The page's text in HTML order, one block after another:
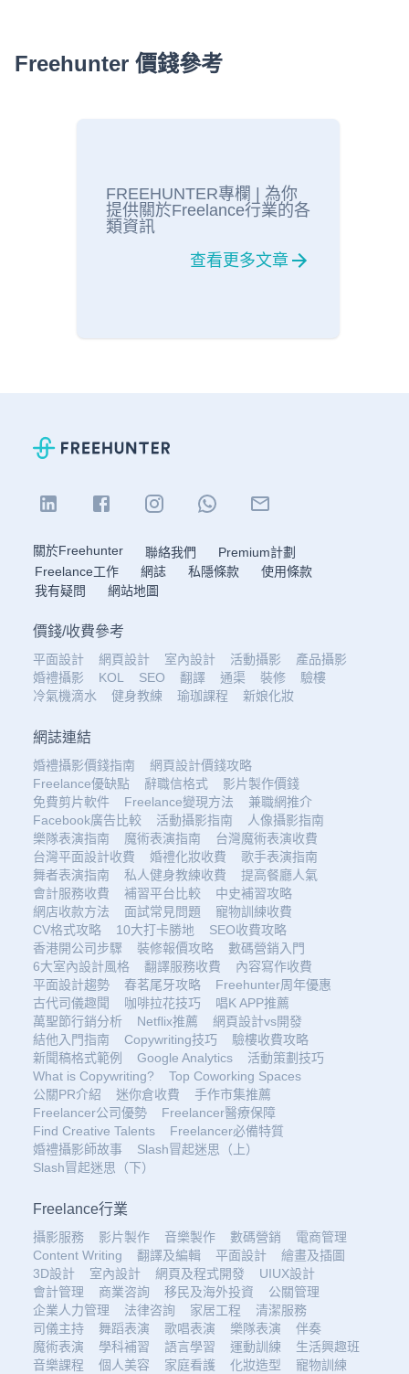
Freehunter 價錢參考
FREEHUNTER專欄 | 為你
提供關於Freelance行業的各
類資訊
查看更多文章
關於Freehunter 聯絡我們
Premium計劃
Freelance工作
網誌 私隱條款
使用條款
我有疑問
網站地圖
價錢/收費參考
平面設計 網頁設計 室內設計 活動攝影
產品攝影
婚禮攝影
KOL SEO 翻譯 通渠 裝修
驗樓
冷氣機滴水
健身教練 瑜珈課程 新娘化妝
網誌連結
婚禮攝影價錢指南
網頁設計價錢攻略
Freelance優缺點
辭職信格式
影片製作價錢
免費剪片軟件
Freelance變現方法
兼職網推介
Facebook廣告比較
活動攝影指南
人像攝影指南
樂隊表演指南
魔術表演指南
台灣魔術表演收費
台灣平面設計收費
婚禮化妝收費
歌手表演指南
舞者表演指南
私人健身教練收費
提高餐廳人氣
會計服務收費
補習平台比較
中史補習攻略
網店收款方法
面試常見問題
寵物訓練收費
CV格式攻略
10大打卡勝地
SEO收費攻略
香港開公司步驟
裝修報價攻略
數碼營銷入門
6大室內設計風格
翻譯服務收費
內容寫作收費
平面設計趨勢
春茗尾牙攻略
Freehunter周年優惠
古代司儀趣聞
咖啡拉花技巧
唱K APP推薦
萬聖節行銷分析
Netflix推薦
網頁設計vs開發
結他入門指南
Copywriting技巧
驗樓收費攻略
新聞稿格式範例
Google Analytics
活動策劃技巧
What is Copywriting?
Top Coworking Spaces
公關PR介紹
迷你倉收費
手作市集推薦
Freelancer公司優勢
Freelancer醫療保障
Find Creative Talents
Freelancer必備特質
婚禮攝影師故事
Slash冒起迷思（上）
Slash冒起迷思（下）
Freelance行業
攝影服務 影片製作 音樂製作 數碼營銷
電商管理
Content Writing
翻譯及編輯 平面設計
繪畫及插圖
3D設計
室內設計 網頁及程式開發
UIUX設計
會計管理
商業咨詢 移民及海外投資
公關管理
企業人力管理
法律咨詢 家居工程
清潔服務
司儀主持
舞蹈表演 歌唱表演 樂隊表演
伴奏
魔術表演
學科補習 語言學習 運動訓練
生活興趣班
音樂課程
個人美容 家庭看護 化妝造型 寵物訓練